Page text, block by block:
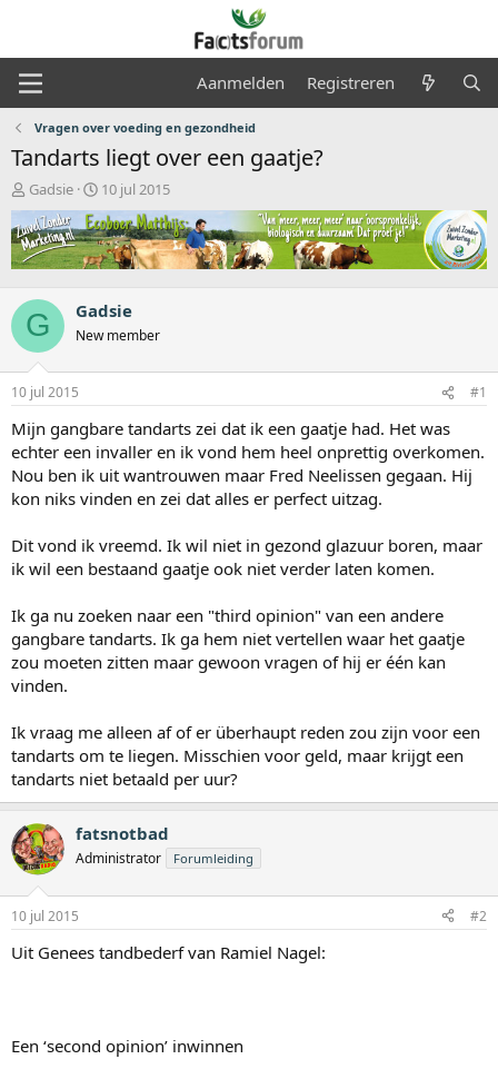
Aanmelden Registreren
Vragen over voeding en gezondheid
Tandarts liegt over een gaatje?
O
n
d
e
r
e
r
p
s
t
a
r
t
e
r
Gadsie
S
t
a
r
t
a
t
m
10 jul 2015
G Gadsie
New member
10 jul 2015 #1
Mijn gangbare tandarts zei dat ik een gaatje had. Het was
echter een invaller en ik vond hem heel onprettig overkomen.
Nou ben ik uit wantrouwen maar Fred Neelissen gegaan. Hij
kon niks vinden en zei dat alles er perfect uitzag.
Dit vond ik vreemd. Ik wil niet in gezond glazuur boren, maar
ik wil een bestaand gaatje ook niet verder laten komen.
Ik ga nu zoeken naar een "third opinion" van een andere
gangbare tandarts. Ik ga hem niet vertellen waar het gaatje
zou moeten zitten maar gewoon vragen of hij er één kan
vinden.
Ik vraag me alleen af of er überhaupt reden zou zijn voor een
tandarts om te liegen. Misschien voor geld, maar krijgt een
tandarts niet betaald per uur?
fatsnotbad
Administrator Forumleiding
10 jul 2015 #2
Uit Genees tandbederf van Ramiel Nagel:
Een ‘second opinion’ inwinnen